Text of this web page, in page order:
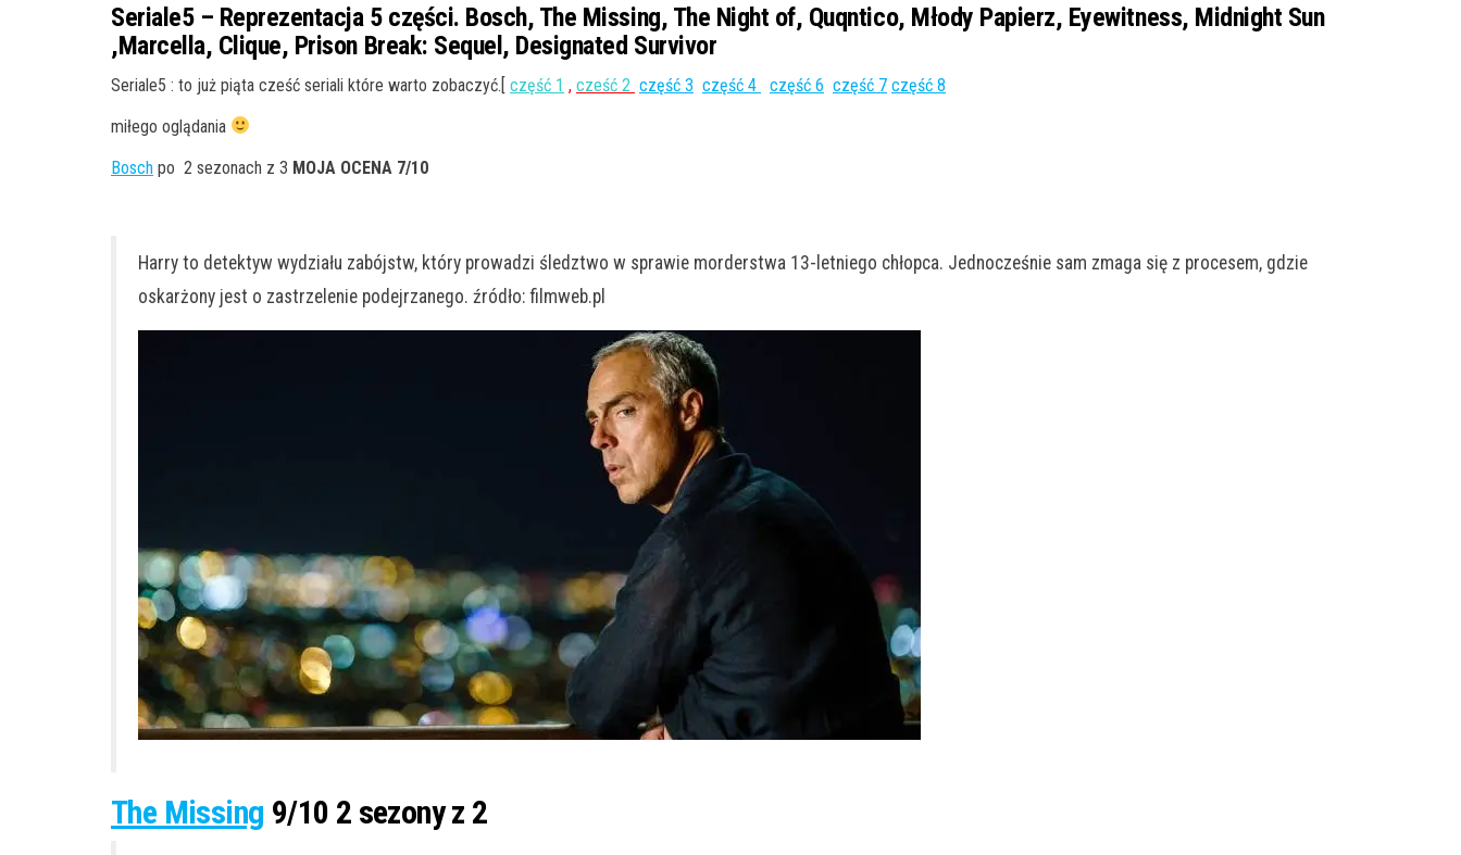
Seriale5 – Reprezentacja 5 części. Bosch, The Missing, The Night of, Quqntico, Młody Papierz, Eyewitness, Midnight Sun
,Marcella, Clique, Prison Break: Sequel, Designated Survivor
Seriale5 : to już piąta cześć seriali które warto zobaczyć.[ część 1 , cześć 2 część 3 część 4 część 6 część 7 część 8
miłego oglądania
Bosch po 2 sezonach z 3 MOJA OCENA 7/10
Harry to detektyw wydziału zabójstw, który prowadzi śledztwo w sprawie morderstwa 13-letniego chłopca. Jednocześnie sam zmaga się z procesem, gdzie
oskarżony jest o zastrzelenie podejrzanego. źródło: filmweb.pl
The Missing 9/10 2 sezony z 2